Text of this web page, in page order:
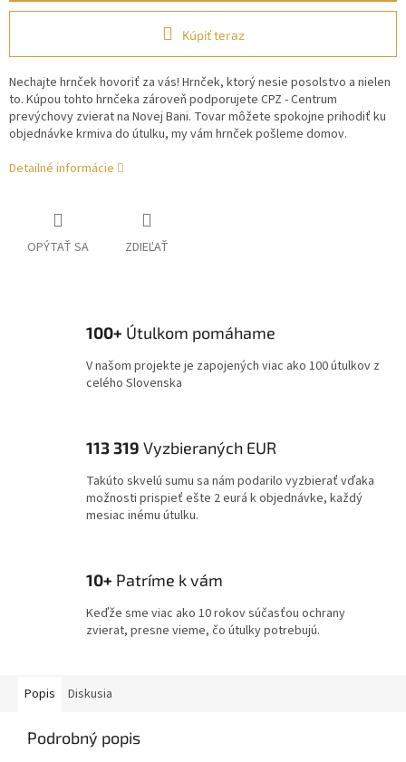
Kúpiť teraz
Nechajte hrnček hovoriť za vás! Hrnček, ktorý nesie posolstvo a nielen
to. Kúpou tohto hrnčeka zároveň podporujete CPZ - Centrum
prevýchovy zvierat na Novej Bani. Tovar môžete spokojne prihodiť ku
objednávke krmiva do útulku, my vám hrnček pošleme domov.
Detailné informácie
OPÝTAŤ SA ZDIEĽAŤ
100+ Útulkom pomáhame
V našom projekte je zapojených viac ako 100 útulkov z
celého Slovenska
113 319 Vyzbieraných EUR
Takúto skvelú sumu sa nám podarilo vyzbierať vďaka
možnosti prispieť ešte 2 eurá k objednávke, každý
mesiac inému útulku.
10+ Patríme k vám
Keďže sme viac ako 10 rokov súčasťou ochrany
zvierat, presne vieme, čo útulky potrebujú.
Popis Diskusia
Podrobný popis